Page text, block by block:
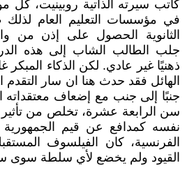
كاتب سيرته الذاتية روبينيت، كل
في مؤسسات التعليم العام
الثانوية الحصول على إذن من
جلب الطالب الشاب إلى هذه
ذهنيًا غير عادي. لكن الذكاء المبكر
الهائل فقد حدث هنا ان سار
جنبًا إلى جنب مع إضعاف معتقداته
سن الرابعة عشرة، تخلص من
نفسه كمدافع عن قيم الجمهورية
الفرنسية، كان الفيلسوف
القيود ولم يخضع لأي سلطة سوى